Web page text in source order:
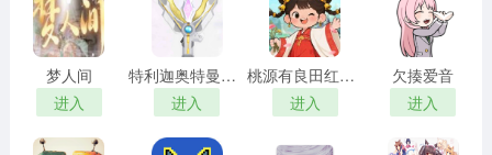
梦人间
进入
特利迦奥特曼变身器模拟器
进入
桃源有良田红包版
进入
欠揍爱音
进入